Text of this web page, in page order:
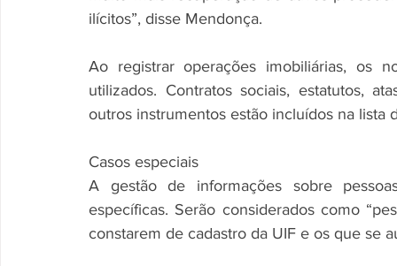
ilícitos”, disse Mendonça.
Ao registrar operações imobiliárias, os
utilizados. Contratos sociais, estatutos,
outros instrumentos estão incluídos na lista
Casos especiais
A gestão de informações sobre
específicas. Serão considerados como
constarem de cadastro da UIF e os que se